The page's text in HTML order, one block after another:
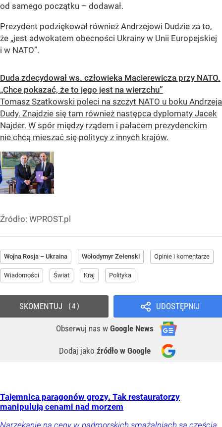
od samego początku – dodawał.
Prezydent podziękował również Andrzejowi Dudzie za to,
że „jest adwokatem obecności Ukrainy w Unii Europejskiej
i w NATO”.
Duda zdecydował ws. człowieka Macierewicza przy NATO.
„Chce pokazać, że to jego jest na wierzchu”
Tomasz Szatkowski poleci na szczyt NATO u boku Andrzeja
Dudy. Znajdzie się tam również następca dyplomaty Jacek
Najder. W spór między rządem i pałacem prezydenckim
nie chcą mieszać się politycy z innych krajów.
Źródło: WPROST.pl
Wojna Rosja – Ukraina Wołodymyr Zełenski Opinie i komentarze
Wiadomości Świat Kraj Polityka
UDOSTĘPNIJ
Obserwuj nas w Google News
Dodaj jako źródło w Google
SKOMENTUJ 4
Tajemnica paragonów grozy. Tak restauratorzy
manipulują cenami nad morzem
Narzekanie na ceny w nadmorskich smażalniach są częścią